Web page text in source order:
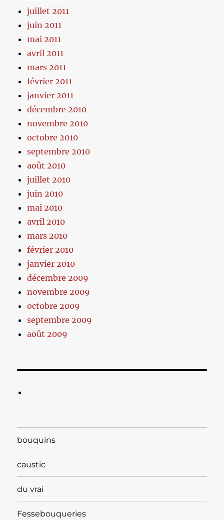
juillet 2011
juin 2011
mai 2011
avril 2011
mars 2011
février 2011
janvier 2011
décembre 2010
novembre 2010
octobre 2010
septembre 2010
août 2010
juillet 2010
juin 2010
mai 2010
avril 2010
mars 2010
février 2010
janvier 2010
décembre 2009
novembre 2009
octobre 2009
septembre 2009
août 2009
bouquins
caustic
du vrai
Fessebouqueries